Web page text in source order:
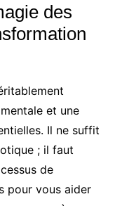
des
et une
Il ne suffit
; il faut
de
pour vous aider